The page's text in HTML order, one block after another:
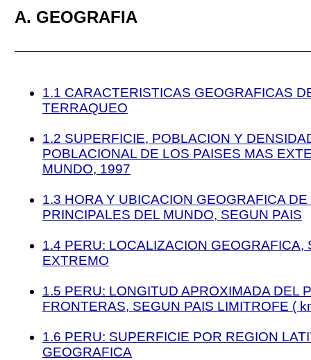
A. GEOGRAFIA
1.1 CARACTERISTICAS GEOGRAFICAS
TERRAQUEO
1.2 SUPERFICIE, POBLACION Y
POBLACIONAL DE LOS PAISES MAS
MUNDO, 1997
1.3 HORA Y UBICACION GEOGRAFICA
PRINCIPALES DEL MUNDO, SEGUN PAIS
1.4 PERU: LOCALIZACION GEOGRAFICA,
EXTREMO
1.5 PERU: LONGITUD APROXIMADA DEL
FRONTERAS, SEGUN PAIS LIMITROFE (
1.6 PERU: SUPERFICIE POR REGION
GEOGRAFICA